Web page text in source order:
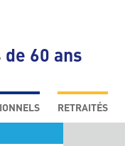
60 ans
RETRAITÉS